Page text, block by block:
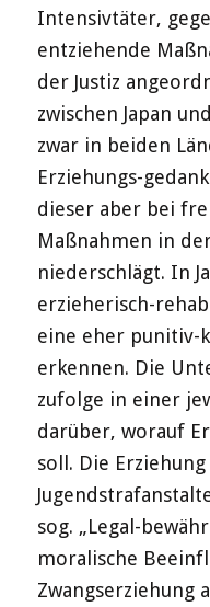
Intensivtäter,
entziehende
der Justiz
zwischen Japan
zwar in beiden
Erziehungs-
dieser aber bei
Maßnahmen in
niederschlägt. In
erzieherisch-
eine eher punitiv-
erkennen. Die
zufolge in einer
darüber, worauf
soll. Die
sog. „Legal-
moralische
Zwangserziehung